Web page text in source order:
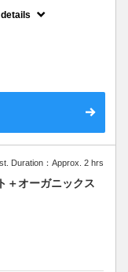
Duration：Approx. 2 hrs
＋オーガニックス